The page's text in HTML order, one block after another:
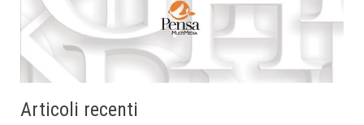
Articoli recenti